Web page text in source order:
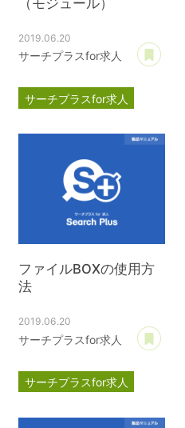
あとで読む
2019.06.20
サーチプラスfor求人
サーチプラスfor求人
あとで読む
ファイルBOXの使用方
法
2019.06.20
サーチプラスfor求人
サーチプラスfor求人